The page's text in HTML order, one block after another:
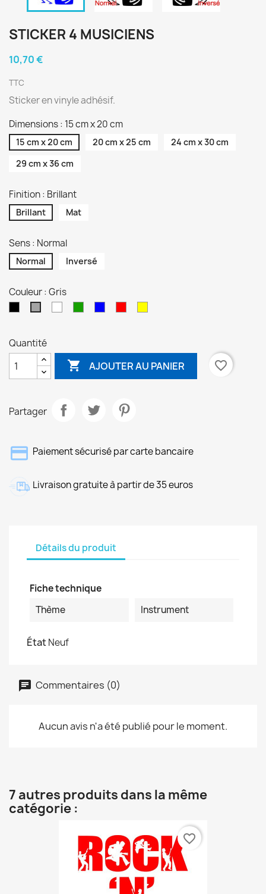
STICKER 4 MUSICIENS
10,70 €
TTC
Sticker en vinyle adhésif.
Dimensions : 15 cm x 20 cm
15 cm x 20 cm 20 cm x 25 cm
24 cm x 30 cm
29 cm x 36 cm
Finition : Brillant
Brillant Mat
Sens : Normal
Normal Inversé
Couleur : Gris
Quantité
 AJOUTER AU PANIER favorite_border
Partager
Paiement sécurisé par carte bancaire
Livraison gratuite à partir de 35 euros
Détails du produit
Fiche technique
Thème
Instrument
ÉtatNeuf
Commentaires (0)
Aucun avis n'a été publié pour le moment.
7 autres produits dans la même
catégorie :
favorite_border